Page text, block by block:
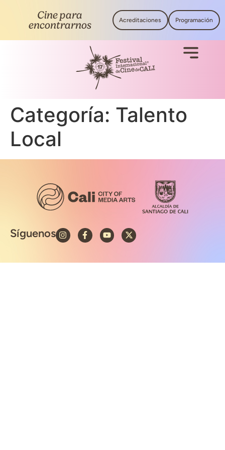
Cine para
encontrarnos
Acreditaciones Programación
Categoría: Talento
Local
Síguenos